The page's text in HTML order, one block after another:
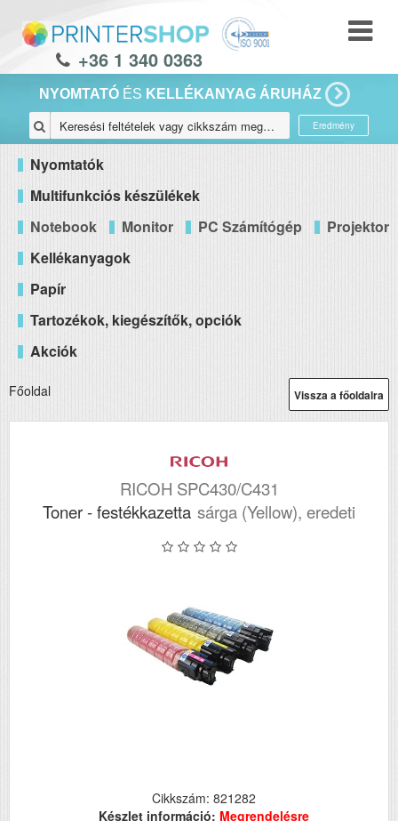
+36 1 340 0363
NYOMTATÓ ÉS KELLÉKANYAG ÁRUHÁZ
Eredmény
Nyomtatók
Multifunkciós készülékek
Notebook
Monitor PC Számítógép
Projektor
Kellékanyagok
Papír
Tartozékok, kiegészítők, opciók
Akciók
Vissza a főoldalra
Főoldal
RICOH SPC430/C431
Toner - festékkazetta sárga (Yellow), eredeti
Cikkszám: 821282
Készlet információ: Megrendelésre